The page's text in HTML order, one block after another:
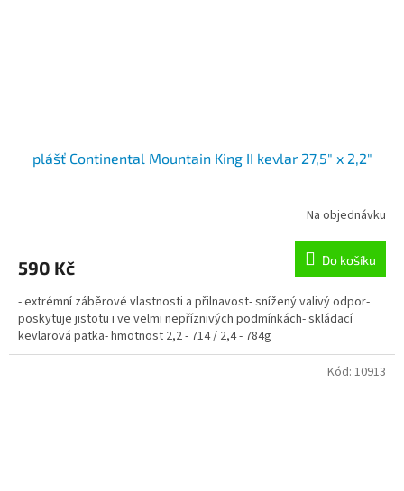
plášť Continental Mountain King II kevlar 27,5" x 2,2"
Na objednávku
590 Kč Do košíku
- extrémní záběrové vlastnosti a přilnavost- snížený valivý odpor-
poskytuje jistotu i ve velmi nepříznivých podmínkách- skládací
kevlarová patka- hmotnost 2,2 - 714 / 2,4 - 784g
Kód: 10913